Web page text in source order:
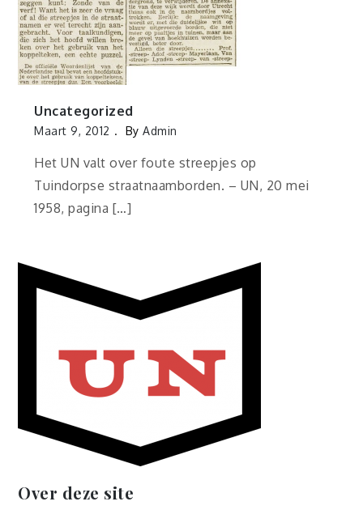
Uncategorized
Maart 9, 2012 ByAdmin
Het UN valt over foute streepjes op
Tuindorpse straatnaamborden. – UN, 20 mei
1958, pagina […]
Over deze site